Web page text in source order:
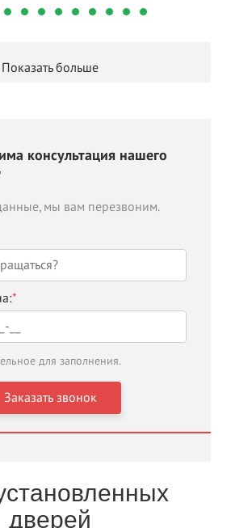
Показать больше
консультация нашего
мы вам перезвоним.
*
для заполнения.
дверей